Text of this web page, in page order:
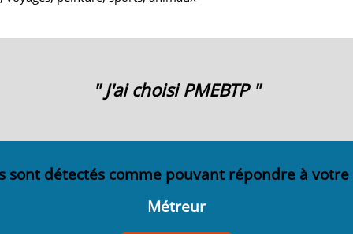
" J'ai choisi PMEBTP "
sont détectés comme pouvant répondre à
Métreur